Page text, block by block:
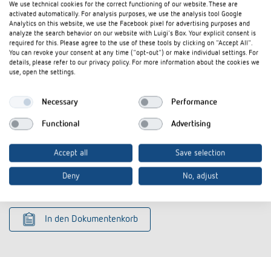
Downloads
Ausschreibungstext DOC SYN-169-s_1690801 (22,5 kB)
Konformitätserklärung
PDF
conformity (552,4 kB)
SYN 169 s (501,5 kB)
In den Dokumentenkorb
We use technical cookies for the correct functioning of our website. These are
activated automatically. For analysis purposes, we use the analysis tool Google
Analytics on this website, we use the Facebook pixel for advertising purposes and
analyze the search behavior on our website with Luigi's Box. Your explicit consent is
required for this. Please agree to the use of these tools by clicking on "Accept All".
You can revoke your consent at any time ("opt-out") or make individual settings. For
details, please refer to our privacy policy. For more information about the cookies we
use, open the settings.
Necessary Performance
Functional Advertising
Accept all Save selection
Deny No, adjust